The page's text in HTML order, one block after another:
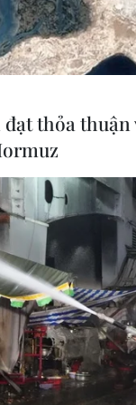
ngâm 6-8 tiếng sau
mặt gạo. (Nguồn:
với các tộc
La Ha,
món cơm
người vùng
thỏa thuận